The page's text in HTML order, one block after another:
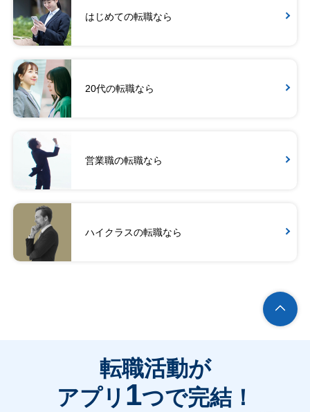
はじめての転職なら
20代の転職なら
営業職の転職なら
ハイクラスの転職なら
転職活動が
アプリ 1つで完結！